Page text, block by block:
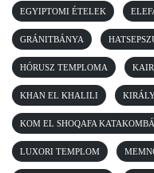
EGYIPTOMI ÉTELEK
GRÁNITBÁNYA
HÓRUSZ TEMPLOMA
KHAN EL KHALILI
KOM EL SHOQAFA
LUXORI TEMPLOM